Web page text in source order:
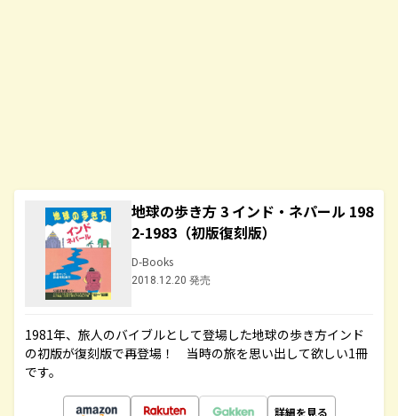
地球の歩き方 3 インド・ネパール 198
2-1983（初版復刻版）
D-Books
2018.12.20 発売
1981年、旅人のバイブルとして登場した地球の歩き方インド
の初版が復刻版で再登場！ 当時の旅を思い出して欲しい1冊
です。
詳細を見る